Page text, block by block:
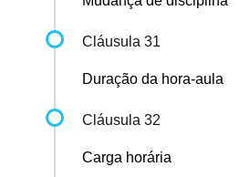
Cláusula 31
Duração da hora-aula
Cláusula 32
Carga horária